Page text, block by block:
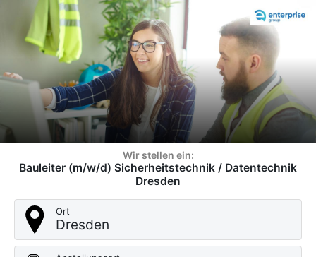
Wir stellen ein:
Bauleiter (m/w/d) Sicherheitstechnik / Datentechnik
Dresden
Ort
Dresden